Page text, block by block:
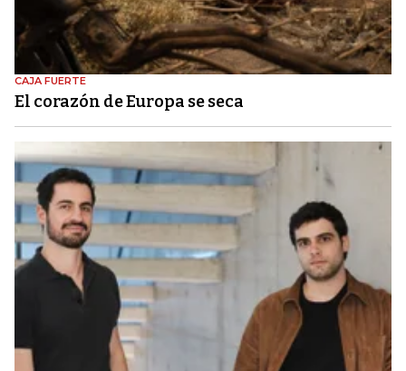
CAJA FUERTE
El corazón de Europa se seca